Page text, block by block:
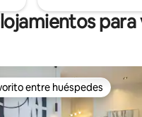
entre los huéspedes más
entre huéspedes